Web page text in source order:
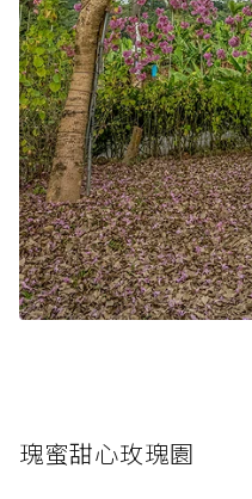
瑰蜜甜心玫瑰園